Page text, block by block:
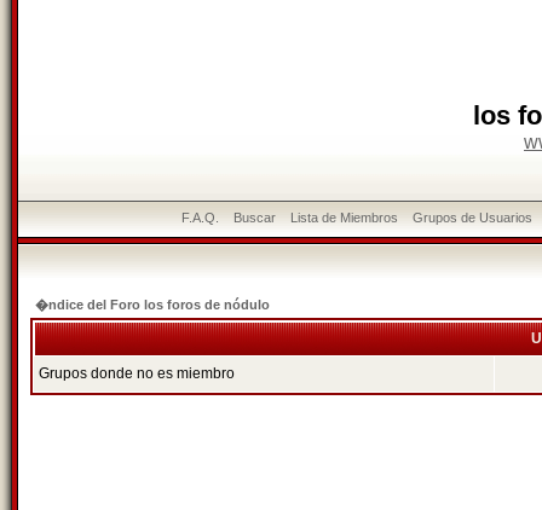
los
F.A.Q. Buscar Lista de Miembros Grupos de Usuarios
�ndice del Foro los foros de nódulo
Grupos donde no es miembro